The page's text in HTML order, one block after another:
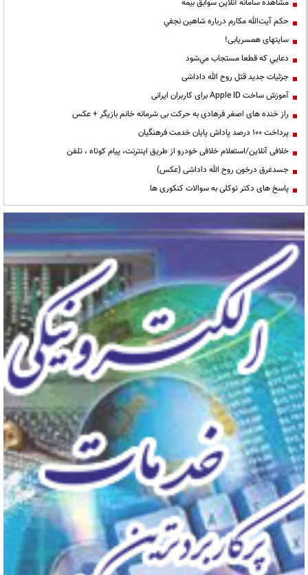
حكم آيت‌الله مكارم درباره شاهين نجفي
سایتهای همسریابی!
دعايي كه قطعا مستجاب مي‌شود
جزئیات جدید قتل روح الله داداشی
آموزش ساخت Apple ID برای کاربران ایرانی
راز خنده های اصغر فرهادی به حرکت بی شرمانه خانم بازیگر + عکس
پرداخت ۱۰۰ درصد پاداش پایان خدمت فرهنگیان
خلافی آنلاین/استعلام خلافی خودرو از طریق اینترنت، پیام کوتاه ، تلفن
جسدغرق درخون روح الله داداشی (عکس)
پاسخ های دکتر توکلی به سوالات کنکوری ها